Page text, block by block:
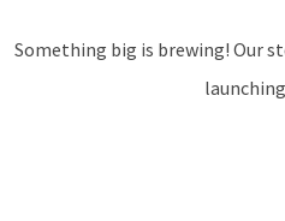
Something big is brewing! Our